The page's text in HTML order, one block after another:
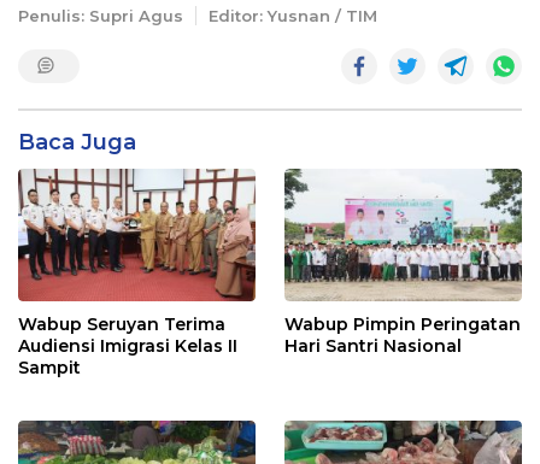
Penulis: Supri Agus Editor: Yusnan / TIM
Baca Juga
Wabup Seruyan Terima
Audiensi Imigrasi Kelas II
Sampit
Wabup Pimpin Peringatan
Hari Santri Nasional